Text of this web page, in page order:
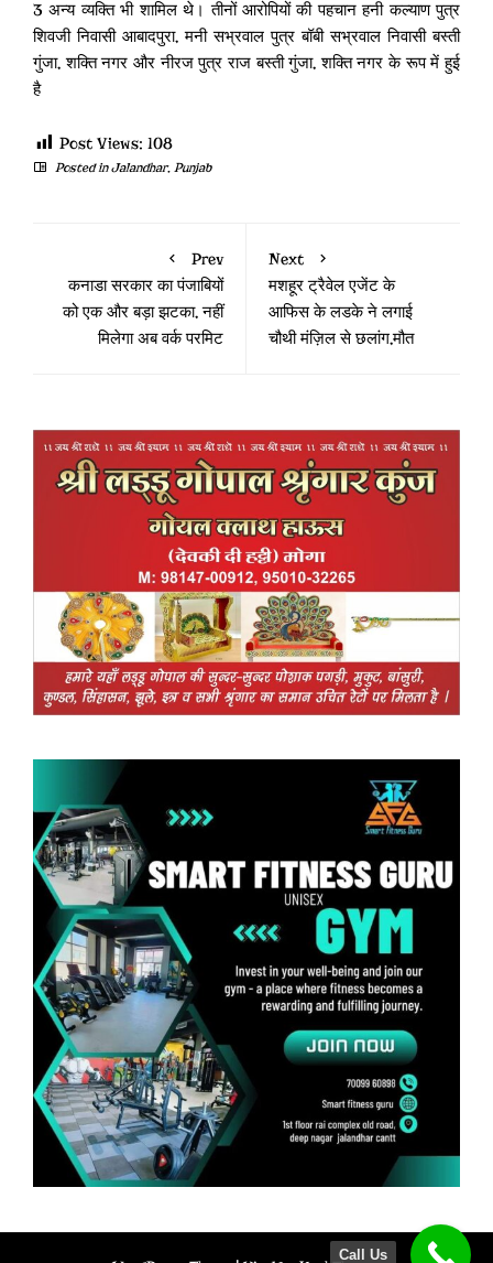
3 अन्य व्यक्ति भी शामिल थे। तीनों आरोपियों की पहचान हनी कल्याण पुत्र
शिवजी निवासी आबादपुरा, मनी सभ्रवाल पुत्र बॉबी सभ्रवाल निवासी बस्ती
गुंजा, शक्ति नगर और नीरज पुत्र राज बस्ती गुंजा, शक्ति नगर के रूप में हुई
है
Post Views: 108
Posted inJalandhar, Punjab
Prev
कनाडा सरकार का पंजाबियों
को एक और बड़ा झटका, नहीं
मिलेगा अब वर्क परमिट
Next
मशहूर ट्रैवेल एजेंट के
आफिस के लडके ने लगाई
चौथी मंज़िल से छलांग,मौत
Call Us